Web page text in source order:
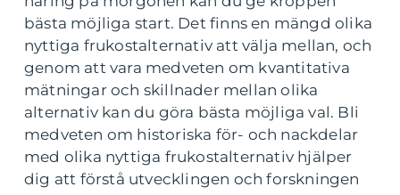
bästa möjliga start. Det finns en mängd olika
nyttiga frukostalternativ att välja mellan, och
genom att vara medveten om kvantitativa
mätningar och skillnader mellan olika
alternativ kan du göra bästa möjliga val. Bli
medveten om historiska för- och nackdelar
med olika nyttiga frukostalternativ hjälper
dig att förstå utvecklingen och forskningen